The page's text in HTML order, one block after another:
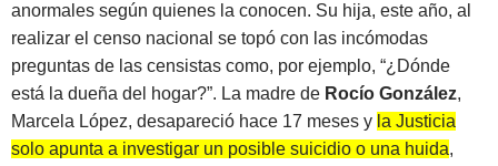
anormales según quienes la conocen. Su hija, este año, al
realizar el censo nacional se topó con las incómodas
preguntas de las censistas como, por ejemplo, “¿Dónde
está la dueña del hogar?”. La madre de Rocío González,
Marcela López, desapareció hace 17 meses y la Justicia
solo apunta a investigar un posible suicidio o una huida,